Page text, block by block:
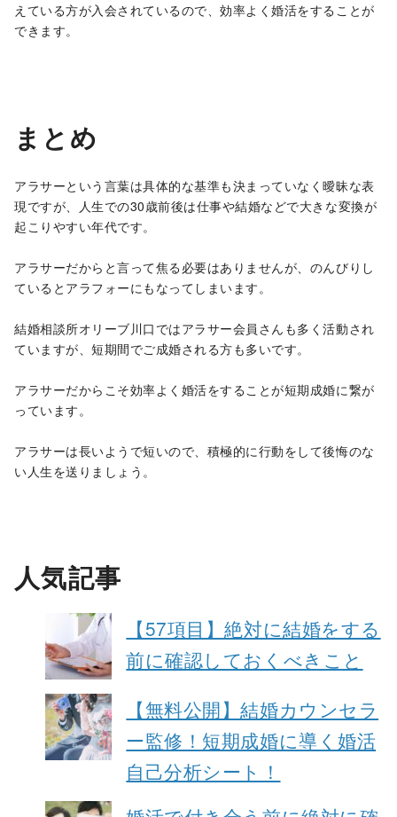
えている方が入会されているので、効率よく婚活をすることが
できます。
まとめ
アラサーという言葉は具体的な基準も決まっていなく曖昧な表
現ですが、人生での30歳前後は仕事や結婚などで大きな変換が
起こりやすい年代です。
アラサーだからと言って焦る必要はありませんが、のんびりし
ているとアラフォーにもなってしまいます。
結婚相談所オリーブ川口ではアラサー会員さんも多く活動され
ていますが、短期間でご成婚される方も多いです。
アラサーだからこそ効率よく婚活をすることが短期成婚に繋が
っています。
アラサーは長いようで短いので、積極的に行動をして後悔のな
い人生を送りましょう。
人気記事
【57項目】絶対に結婚をする
前に確認しておくべきこと
【無料公開】結婚カウンセラ
ー監修！短期成婚に導く婚活
自己分析シート！